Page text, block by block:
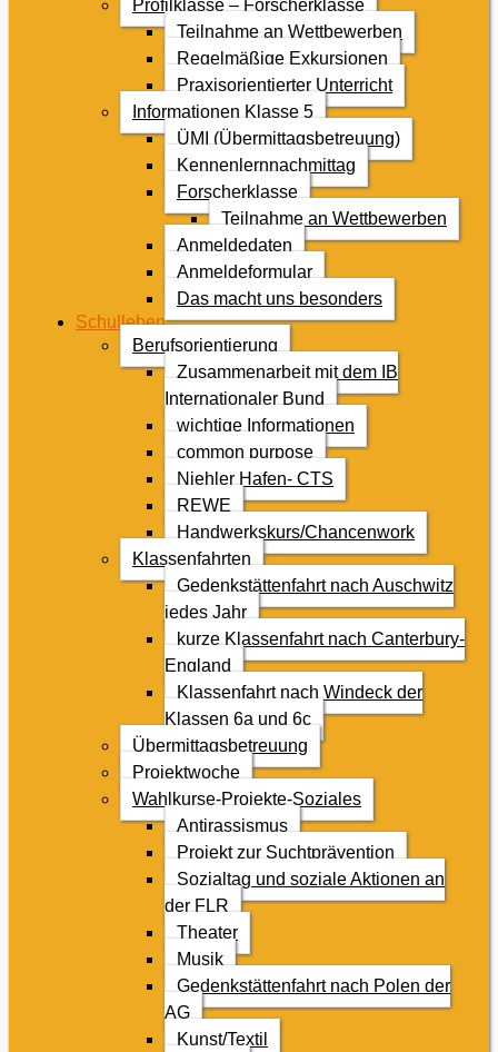
Profilklasse – Forscherklasse
Teilnahme an Wettbewerben
Regelmäßige Exkursionen
Praxisorientierter Unterricht
Informationen Klasse 5
ÜMI (Übermittagsbetreuung)
Kennenlernnachmittag
Forscherklasse
Teilnahme an Wettbewerben
Anmeldedaten
Anmeldeformular
Das macht uns besonders
Schulleben
Berufsorientierung
Zusammenarbeit mit dem IB
Internationaler Bund
wichtige Informationen
common purpose
Niehler Hafen- CTS
REWE
Handwerkskurs/Chancenwork
Klassenfahrten
Gedenkstättenfahrt nach Auschwitz
jedes Jahr
kurze Klassenfahrt nach Canterbury-
England
Klassenfahrt nach Windeck der
Klassen 6a und 6c
Übermittagsbetreuung
Projektwoche
Wahlkurse-Projekte-Soziales
Antirassismus
Projekt zur Suchtprävention
Sozialtag und soziale Aktionen an
der FLR
Theater
Musik
Gedenkstättenfahrt nach Polen der
AG
Kunst/Textil